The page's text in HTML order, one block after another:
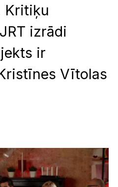
Kritiķu
izrādi
ir
Vītolas